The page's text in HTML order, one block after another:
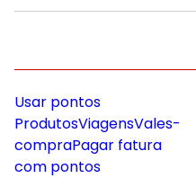
Usar pontos
ProdutosViagensVales-
compraPagar fatura
com pontos